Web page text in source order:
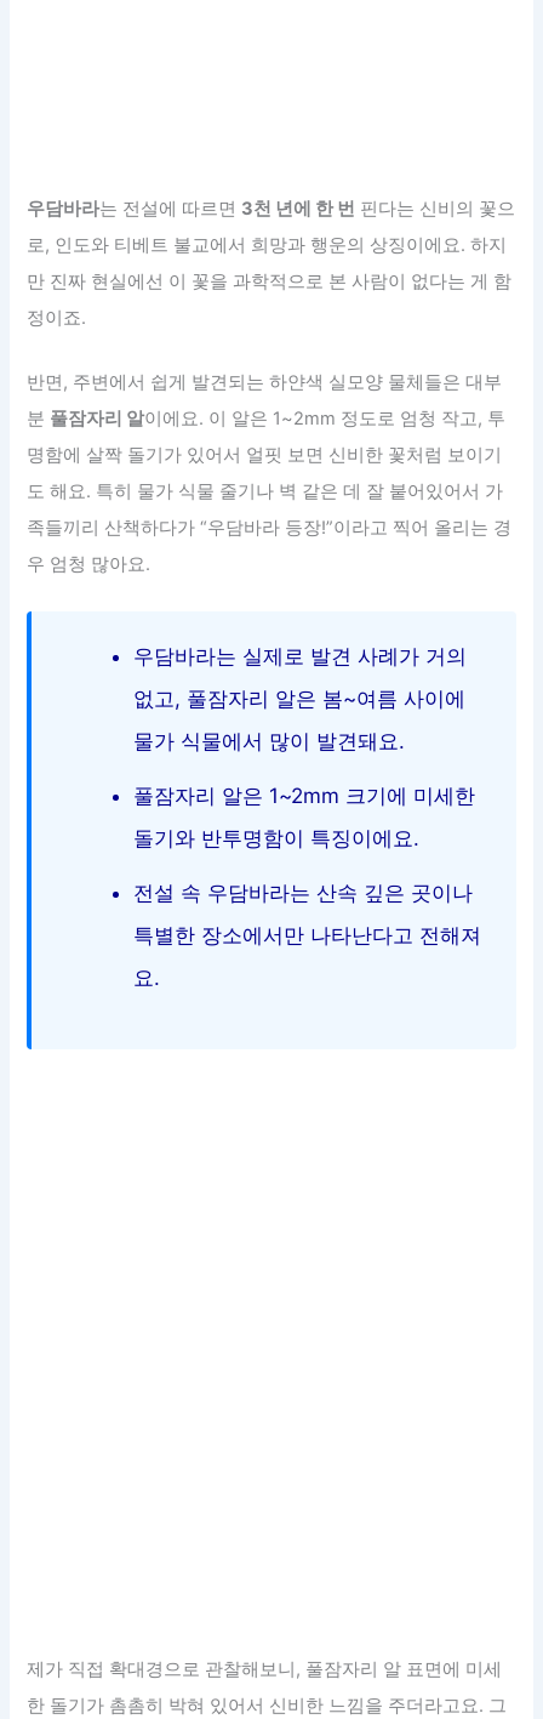
우담바라는 전설에 따르면 3천 년에 한 번 핀다는 신비의 꽃으
로, 인도와 티베트 불교에서 희망과 행운의 상징이에요. 하지
만 진짜 현실에선 이 꽃을 과학적으로 본 사람이 없다는 게 함
정이죠.
반면, 주변에서 쉽게 발견되는 하얀색 실모양 물체들은 대부
분 풀잠자리 알이에요. 이 알은 1~2mm 정도로 엄청 작고, 투
명함에 살짝 돌기가 있어서 얼핏 보면 신비한 꽃처럼 보이기
도 해요. 특히 물가 식물 줄기나 벽 같은 데 잘 붙어있어서 가
족들끼리 산책하다가 “우담바라 등장!”이라고 찍어 올리는 경
우 엄청 많아요.
우담바라는 실제로 발견 사례가 거의
없고, 풀잠자리 알은 봄~여름 사이에
물가 식물에서 많이 발견돼요.
풀잠자리 알은 1~2mm 크기에 미세한
돌기와 반투명함이 특징이에요.
전설 속 우담바라는 산속 깊은 곳이나
특별한 장소에서만 나타난다고 전해져
요.
제가 직접 확대경으로 관찰해보니, 풀잠자리 알 표면에 미세
한 돌기가 촘촘히 박혀 있어서 신비한 느낌을 주더라고요. 그